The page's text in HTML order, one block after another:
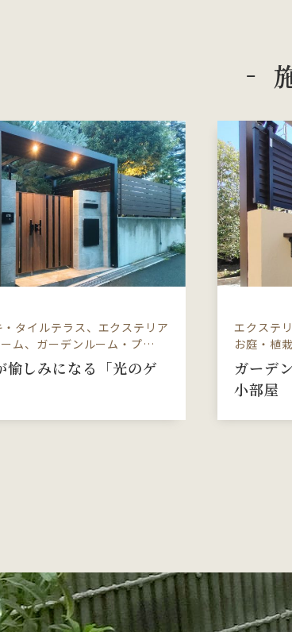
タイルテラス、エクステリア
ム、ガーデンルーム・プ…
愉しみになる「光のゲ
エクステ
お庭・植栽
ガーデ
小部屋